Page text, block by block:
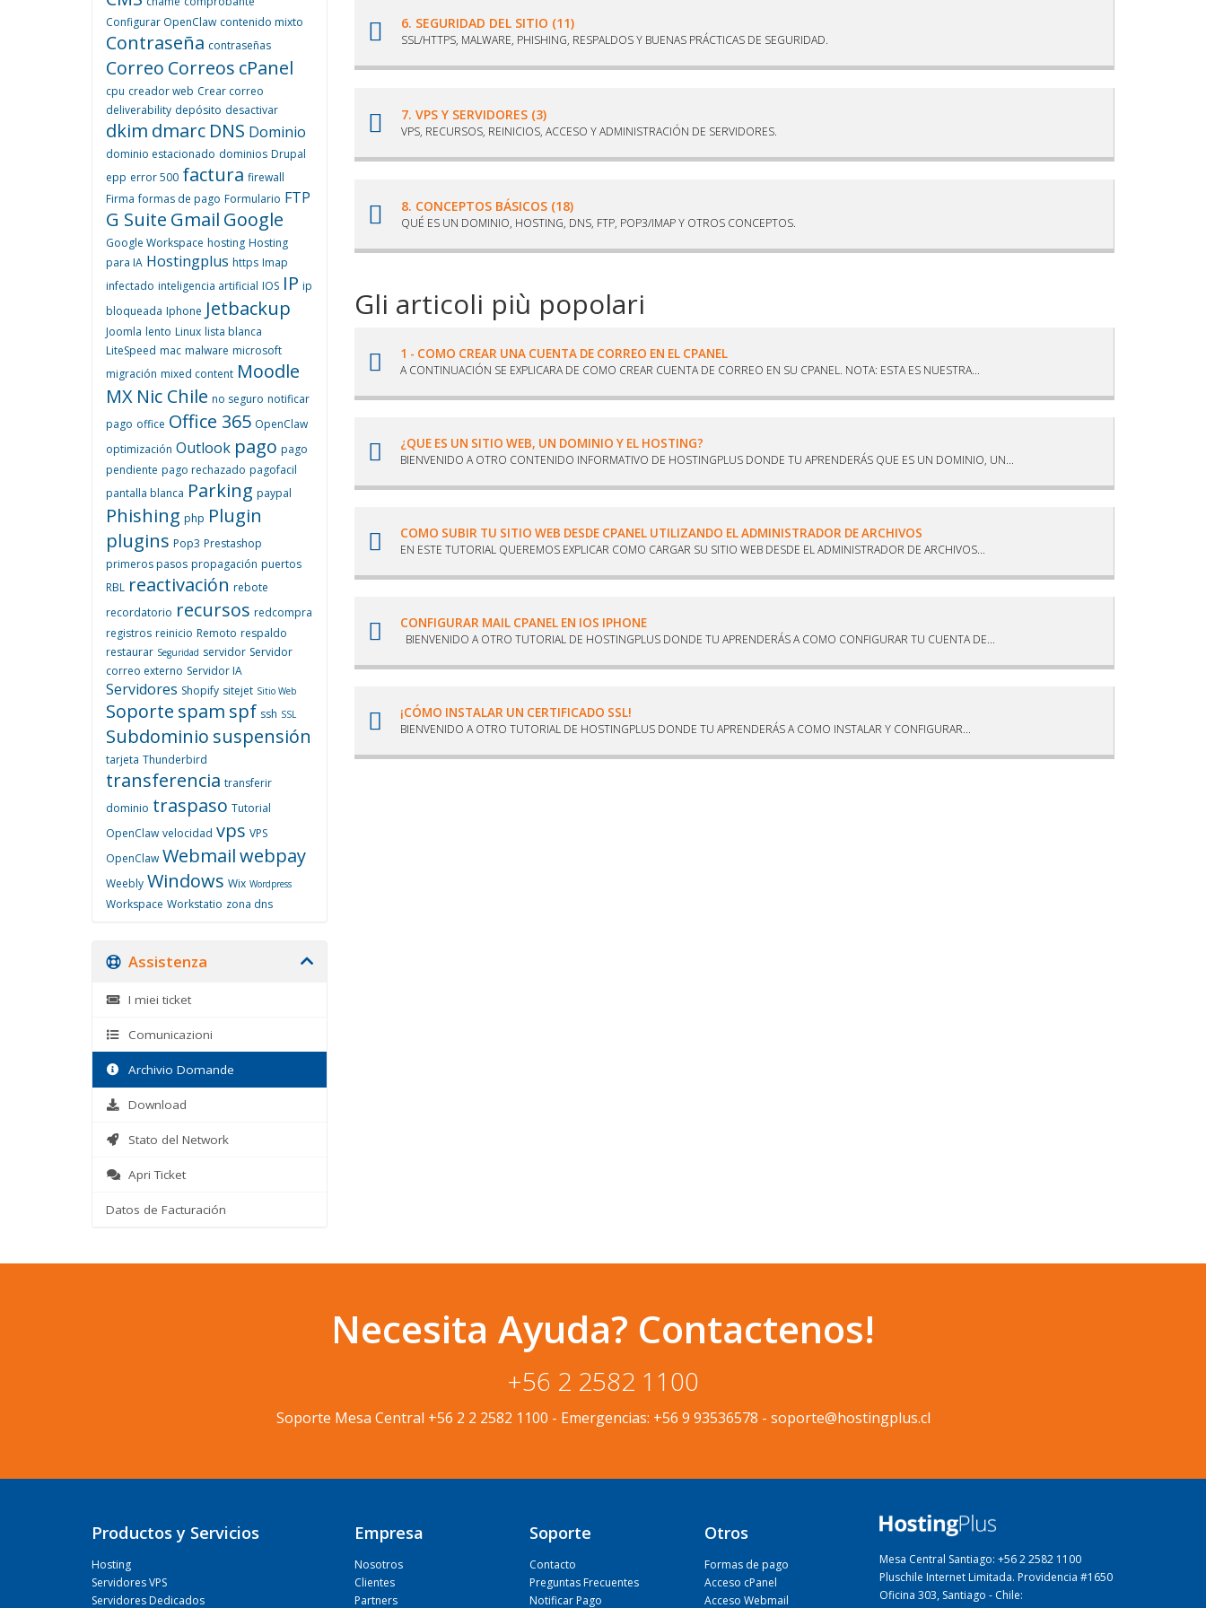
6. SEGURIDAD DEL SITIO (11)
SSL/HTTPS, MALWARE, PHISHING, RESPALDOS Y BUENAS PRÁCTICAS DE SEGURIDAD.
7. VPS Y SERVIDORES (3)
VPS, RECURSOS, REINICIOS, ACCESO Y ADMINISTRACIÓN DE SERVIDORES.
8. CONCEPTOS BÁSICOS (18)
QUÉ ES UN DOMINIO, HOSTING, DNS, FTP, POP3/IMAP Y OTROS CONCEPTOS.
Gli articoli più popolari
1 - COMO CREAR UNA CUENTA DE CORREO EN EL CPANEL
A CONTINUACIÓN SE EXPLICARA DE COMO CREAR CUENTA DE CORREO EN SU CPANEL. NOTA: ESTA ES NUESTRA...
¿QUE ES UN SITIO WEB, UN DOMINIO Y EL HOSTING?
BIENVENIDO A OTRO CONTENIDO INFORMATIVO DE HOSTINGPLUS DONDE TU APRENDERÁS QUE ES UN DOMINIO, UN...
COMO SUBIR TU SITIO WEB DESDE CPANEL UTILIZANDO EL ADMINISTRADOR DE ARCHIVOS
EN ESTE TUTORIAL QUEREMOS EXPLICAR COMO CARGAR SU SITIO WEB DESDE EL ADMINISTRADOR DE ARCHIVOS...
CONFIGURAR MAIL CPANEL EN IOS IPHONE
BIENVENIDO A OTRO TUTORIAL DE HOSTINGPLUS DONDE TU APRENDERÁS A COMO CONFIGURAR TU CUENTA DE...
¡CÓMO INSTALAR UN CERTIFICADO SSL!
BIENVENIDO A OTRO TUTORIAL DE HOSTINGPLUS DONDE TU APRENDERÁS A COMO INSTALAR Y CONFIGURAR...
Configurar OpenClaw contenido mixto
Contraseña contraseñas
Correo Correos cPanel
cpu creador web Crear correo
deliverability depósito desactivar
dkim dmarc DNS Dominio
dominio estacionado dominios Drupal
epp error 500 factura firewall
Firma formas de pago Formulario FTP
G Suite Gmail Google
Google Workspace hosting Hosting
para IA Hostingplus https Imap
infectado inteligencia artificial IOS IP ip
bloqueada Iphone Jetbackup
Joomla lento Linux lista blanca
LiteSpeed mac malware microsoft
migración mixed content Moodle
MX Nic Chile no seguro notificar
pago office Office 365 OpenClaw
optimización Outlook pago pago
pendiente pago rechazado pagofacil
pantalla blanca Parking paypal
Phishing php Plugin
plugins Pop3 Prestashop
primeros pasos propagación puertos
RBL reactivación rebote
recordatorio recursos redcompra
registros reinicio Remoto respaldo
restaurar Seguridad servidor Servidor
correo externo Servidor IA
Servidores Shopify sitejet Sitio Web
Soporte spam spf ssh SSL
Subdominio suspensión
tarjeta Thunderbird
transferencia transferir
dominio traspaso Tutorial
OpenClaw velocidad vps VPS
OpenClaw Webmailwebpay
Weebly Windows Wix Wordpress
Workspace Workstatio zona dns
Assistenza
I miei ticket
Comunicazioni
Archivio Domande
Download
Stato del Network
Apri Ticket
Datos de Facturación
Necesita Ayuda? Contactenos!
+56 2 2582 1100
Soporte Mesa Central +56 2 2 2582 1100 - Emergencias: +56 9 93536578 - soporte@hostingplus.cl
Productos y Servicios
Hosting
Servidores VPS
Servidores Dedicados
Empresa
Nosotros
Clientes
Partners
Soporte
Contacto
Preguntas Frecuentes
Notificar Pago
Otros
Formas de pago
Acceso cPanel
Acceso Webmail
Mesa Central Santiago: +56 2 2582 1100
Pluschile Internet Limitada. Providencia #1650
Oficina 303, Santiago - Chile: